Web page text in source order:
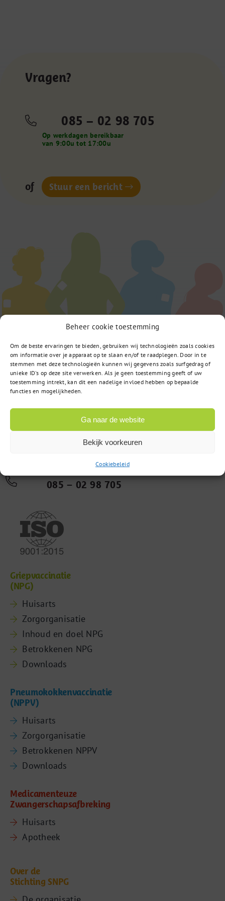
Beheer cookie toestemming
Om de beste ervaringen te bieden, gebruiken wij technologieën zoals cookies
om informatie over je apparaat op te slaan en/of te raadplegen. Door in te
stemmen met deze technologieën kunnen wij gegevens zoals surfgedrag of
unieke ID's op deze site verwerken. Als je geen toestemming geeft of uw
toestemming intrekt, kan dit een nadelige invloed hebben op bepaalde
functies en mogelijkheden.
Ga naar de website
Bekijk voorkeuren
Cookiebeleid
Vragen?
085 – 02 98 705
Op werkdagen bereikbaar
van 9:00u tot 17:00u
of Stuur een bericht
Computerweg 22
085 – 02 98 705
Griepvaccinatie
(NPG)
Huisarts
Zorgorganisatie
Inhoud en doel NPG
Betrokkenen NPG
Downloads
Pneumokokkenvaccinatie
(NPPV)
Huisarts
Zorgorganisatie
Betrokkenen NPPV
Downloads
Medicamenteuze
Zwangerschapsafbreking
Huisarts
Apotheek
Over de
Stichting SNPG